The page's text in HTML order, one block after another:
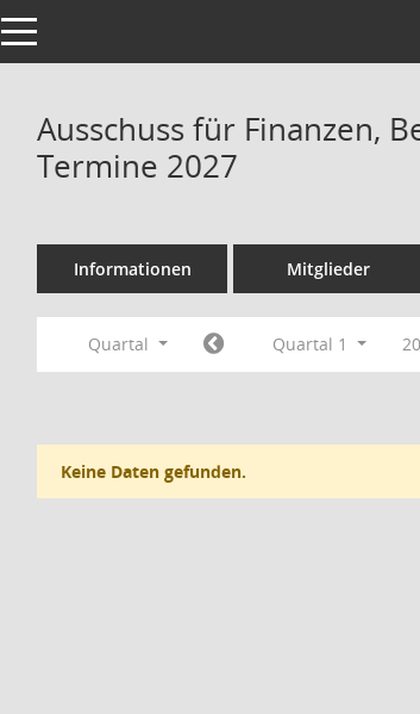
Toggle navigation
Ausschuss für Finanzen,
Termine 2027
Informationen Mitglieder
Quartal Quartal 1
Keine Daten gefunden.